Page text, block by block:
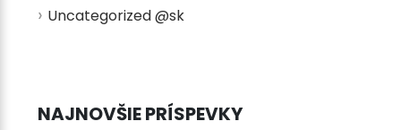
Uncategorized @sk
NAJNOVŠIE PRÍSPEVKY